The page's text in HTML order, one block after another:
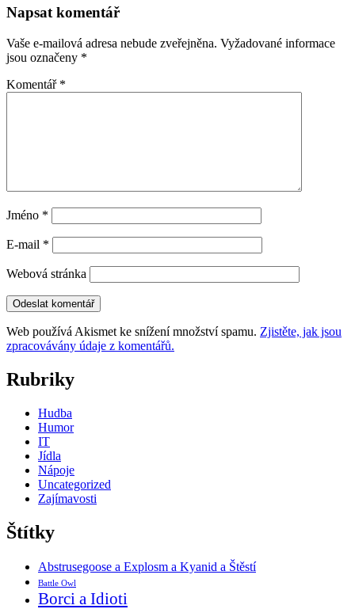
příspěvky
Napsat komentář
Vaše e-mailová adresa nebude zveřejněna. Vyžadované informace
jsou označeny *
Komentář *
Jméno *
E-mail *
Webová stránka
Web používá Akismet ke snížení množství spamu. Zjistěte, jak jsou
zpracovávány údaje z komentářů.
Rubriky
Hudba
Humor
IT
Jídla
Nápoje
Uncategorized
Zajímavosti
Štítky
Abstrusegoose a Explosm a Kyanid a Štěstí
Battle Owl
Borci a Idioti